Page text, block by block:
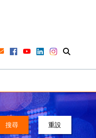
搜尋 重設